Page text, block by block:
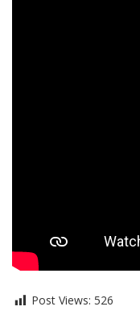
Post Views: 526